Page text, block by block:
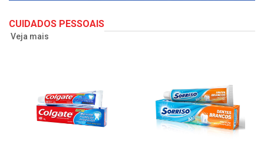
CUIDADOS PESSOAIS
Veja mais